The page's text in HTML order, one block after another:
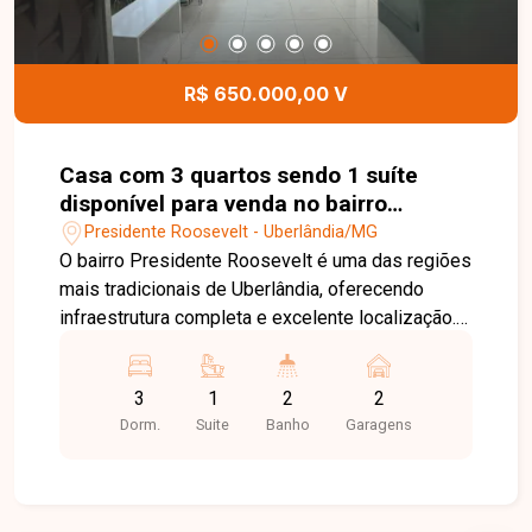
banho, salão de festas, salão de beleza,
playground, horta, quadra de beach tennis e
portaria 24 horas, proporcionando segurança e
qualidade de vida para toda a família. Entre em
visita para conhecer este excelente imóvel.
R$ 650.000,00 V
Casa com 3 quartos sendo 1 suíte
disponível para venda no bairro
Presidente Roosevelt em Uberlândia-
MG
Presidente Roosevelt - Uberlândia/MG
O bairro Presidente Roosevelt é uma das regiões
mais tradicionais de Uberlândia, oferecendo
infraestrutura completa e excelente localização.
cidade, o bairro conta com supermercados,
escolas, farmácias, bancos, restaurantes,
academias e diversos comércios,
3
Dorm.
1
Suite
2
Banho
2
Garagens